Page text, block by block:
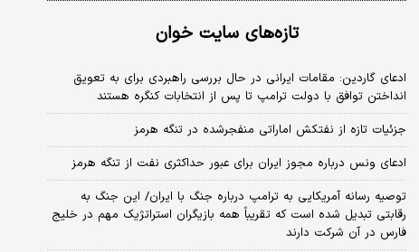
تازه‌های سایت خوان
ادعای گاردین: مقامات ایرانی در حال بررسی راهبردی برای به تعویق
انداختن توافق با دولت ترامپ تا پس از انتخابات کنگره هستند
جزئیات تازه از نفتکش اماراتی منفجرشده در تنگه هرمز
ادعای ونس درباره مجوز ایران برای عبور حداکثری نفت از تنگه هرمز
توصیه رسانه آمریکایی به ترامپ درباره جنگ با ایران/ این جنگ به
رقابتی تبدیل شده است که تقریباً همه بازیگران استراتژیک مهم در خلیج
فارس در آن شرکت دارند